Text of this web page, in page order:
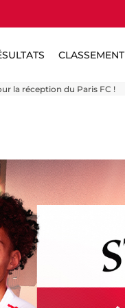
CLASSEMENT
la réception du Paris FC !